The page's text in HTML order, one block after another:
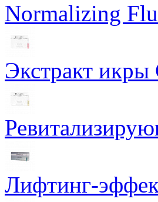
Normalizing
Экстракт икры
Лифтинг-